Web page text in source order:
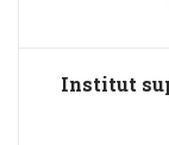
Institut